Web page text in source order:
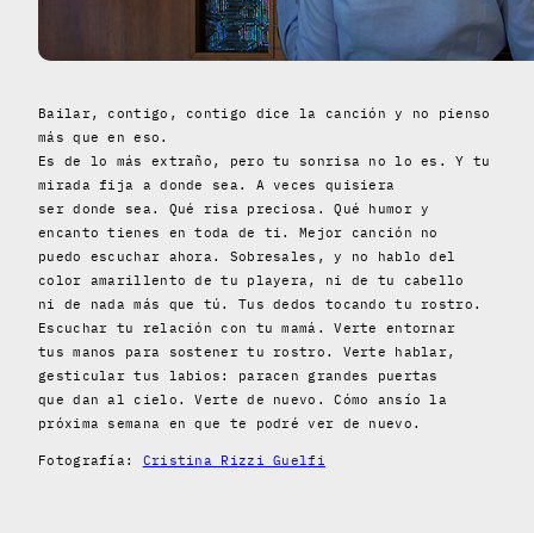
Bailar, contigo, contigo dice la canción y no pienso
más que en eso.
Es de lo más extraño, pero tu sonrisa no lo es. Y tu
mirada fija a donde sea. A veces quisiera
ser donde sea. Qué risa preciosa. Qué humor y
encanto tienes en toda de ti. Mejor canción no
puedo escuchar ahora. Sobresales, y no hablo del
color amarillento de tu playera, ni de tu cabello
ni de nada más que tú. Tus dedos tocando tu rostro.
Escuchar tu relación con tu mamá. Verte entornar
tus manos para sostener tu rostro. Verte hablar,
gesticular tus labios: paracen grandes puertas
que dan al cielo. Verte de nuevo. Cómo ansío la
próxima semana en que te podré ver de nuevo.
Fotografía: Cristina Rizzi Guelfi